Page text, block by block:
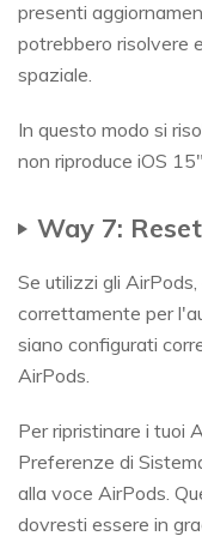
presenti
potrebbero risolvere
spaziale.
In questo modo si
non riproduce iOS
Way 7:
Se utilizzi gli
correttamente per
siano configurati
AirPods.
Per ripristinare i tuoi
Preferenze di
alla voce AirPods.
dovresti essere in